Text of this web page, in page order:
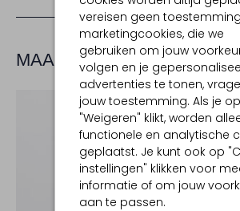
vereisen geen
marketingcookies, die we
gebruiken om jouw
volgen en je
advertenties te tonen,
jouw toestemming. Als je op
"Weigeren" klikt, worden
functionele en analytische
geplaatst. Je kunt ook op
instellingen" klikken voor
informatie of om jouw
aan te passen.
MAAK JE LOOK